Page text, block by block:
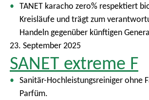
TANET karacho zero% respektiert
Kreisläufe und trägt zum
Handeln gegenüber künftigen
23. September 2025
SANET extreme F
Sanitär-Hochleistungsreiniger ohne
Parfüm.